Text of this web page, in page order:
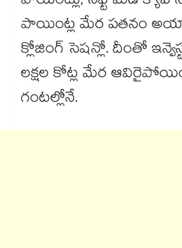
పాయింట్ల మేర పతనం
క్లోజింగ్ సెషన్లో. దీంతో
లక్షల కోట్ల మేర
గంటల్లోనే.